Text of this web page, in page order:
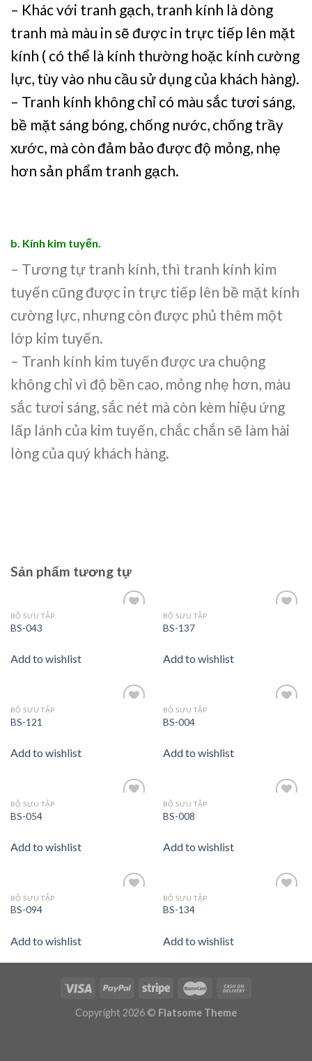
– Khác với tranh gạch, tranh kính là dòng
tranh mà màu in sẽ được in trực tiếp lên mặt
kính ( có thể là kính thường hoặc kính cường
lực, tùy vào nhu cầu sử dụng của khách hàng).
– Tranh kính không chỉ có màu sắc tươi sáng,
bề mặt sáng bóng, chống nước, chống trầy
xước, mà còn đảm bảo được độ mỏng, nhẹ
hơn sản phẩm tranh gạch.
b. Kính kim tuyến.
– Tương tự tranh kính, thì tranh kính kim
tuyến cũng được in trực tiếp lên bề mặt kính
cường lực, nhưng còn được phủ thêm một
lớp kim tuyến.
– Tranh kính kim tuyến được ưa chuộng
không chỉ vì độ bền cao, mỏng nhẹ hơn, màu
sắc tươi sáng, sắc nét mà còn kèm hiệu ứng
lấp lánh của kim tuyến, chắc chắn sẽ làm hài
lòng của quý khách hàng.
Sản phẩm tương tự
BỘ SƯU TẬP
BS-043
Add to wishlist
BỘ SƯU TẬP
BS-137
Add to wishlist
BỘ SƯU TẬP
BS-121
Add to wishlist
BỘ SƯU TẬP
BS-004
Add to wishlist
BỘ SƯU TẬP
BS-054
Add to wishlist
BỘ SƯU TẬP
BS-008
Add to wishlist
BỘ SƯU TẬP
BS-094
Add to wishlist
BỘ SƯU TẬP
BS-134
Add to wishlist
Copyright 2026 © Flatsome Theme